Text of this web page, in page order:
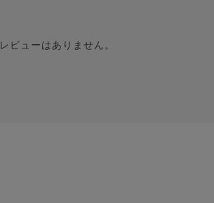
レビューはありません。